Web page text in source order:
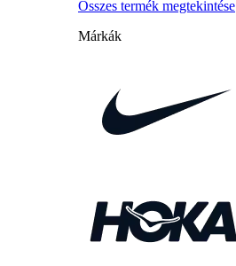
Összes termék megtekintése
Márkák